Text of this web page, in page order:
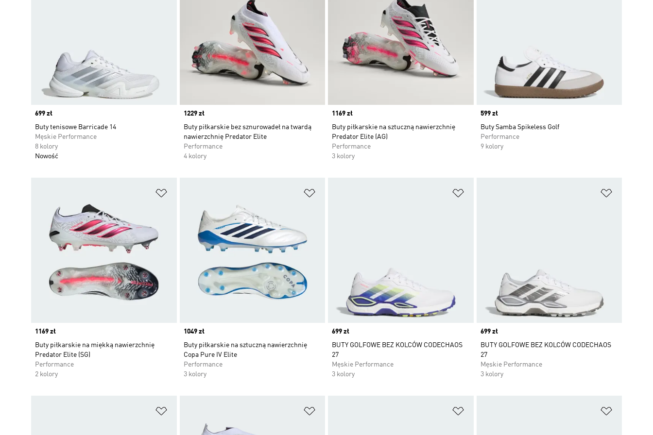
Price
699 zł
Buty tenisowe Barricade 14
Męskie Performance
8 kolory
Nowość
Price
1229 zł
Buty piłkarskie bez sznurowadeł na twardą
nawierzchnię Predator Elite
Performance
4 kolory
Price
1169 zł
Buty piłkarskie na sztuczną nawierzchnię
Predator Elite (AG)
Performance
3 kolory
Price
599 zł
Buty Samba Spikeless Golf
Performance
9 kolory
Price
1169 zł
Buty piłkarskie na miękką nawierzchnię
Predator Elite (SG)
Performance
2 kolory
Price
1049 zł
Buty piłkarskie na sztuczną nawierzchnię
Copa Pure IV Elite
Performance
3 kolory
Price
699 zł
BUTY GOLFOWE BEZ KOLCÓW CODECHAOS
27
Męskie Performance
3 kolory
Price
699 zł
BUTY GOLFOWE BEZ KOLCÓW CODECHAOS
27
Męskie Performance
3 kolory